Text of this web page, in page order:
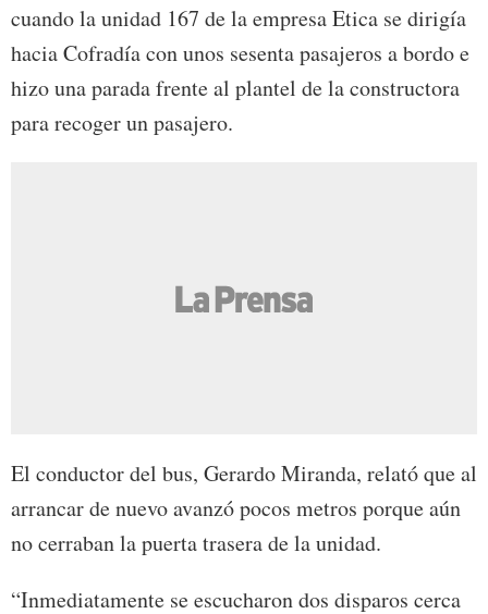
cuando la unidad 167 de la empresa Etica se dirigía
hacia Cofradía con unos sesenta pasajeros a bordo e
hizo una parada frente al plantel de la constructora
para recoger un pasajero.
El conductor del bus, Gerardo Miranda, relató que al
arrancar de nuevo avanzó pocos metros porque aún
no cerraban la puerta trasera de la unidad.
“Inmediatamente se escucharon dos disparos cerca